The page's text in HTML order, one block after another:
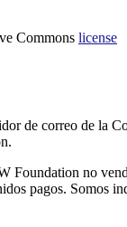
Commons license
de correo de la
Foundation no
pagos. Somos